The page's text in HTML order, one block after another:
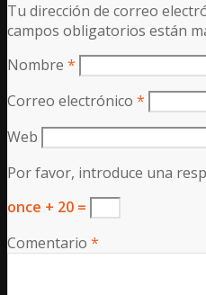
Tu dirección de correo
campos obligatorios están
Nombre *
Correo electrónico *
Web
Por favor, introduce una
once + 20 =
Comentario *